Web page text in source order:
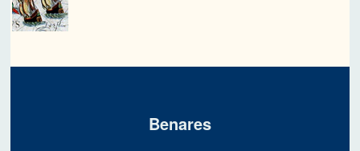
Benares